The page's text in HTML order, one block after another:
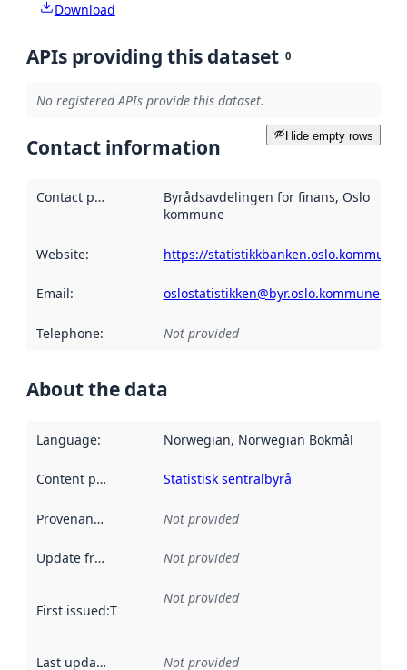
Download
APIs providing this dataset 0
No registered APIs provide this dataset.
Hide empty rows
Contact information
Contact point
Byrådsavdelingen for finans, Oslo
kommune
Website: https://
Email: oslostatistikken@byr.oslo.kommune.no
Telephone: Not provided
About the data
Language: Norwegian, Norwegian Bokmål
Content providers Statistisk sentralbyrå
Provenance Not provided
Update frequency Not provided
First issued:This date indicates when the data in this
Not provided
Last updated Not provided